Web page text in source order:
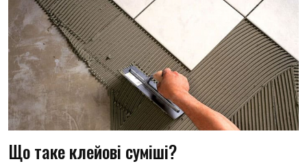
Що таке клейові суміші?